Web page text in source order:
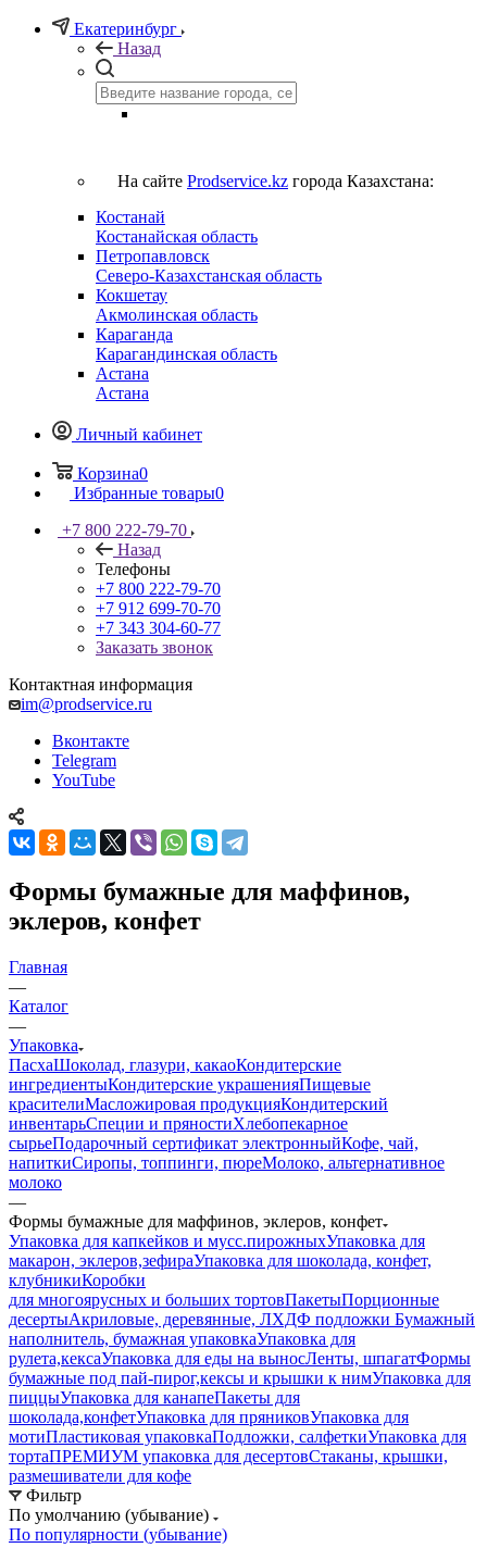
Екатеринбург
Назад
На сайте Prodservice.kz города Казахстана:
Костанай
Костанайская область
Петропавловск
Северо-Казахстанская область
Кокшетау
Акмолинская область
Караганда
Карагандинская область
Астана
Астана
Личный кабинет
Корзина0
Избранные товары0
+7 800 222-79-70
Назад
Телефоны
+7 800 222-79-70
+7 912 699-70-70
+7 343 304-60-77
Заказать звонок
Контактная информация
im@prodservice.ru
Вконтакте
Telegram
YouTube
Формы бумажные для маффинов,
эклеров, конфет
Главная
—
Каталог
—
Упаковка
ПасхаШоколад, глазури, какаоКондитерские
ингредиентыКондитерские украшенияПищевые
красителиМасложировая продукцияКондитерский
инвентарьСпеции и пряностиХлебопекарное
сырьеПодарочный сертификат электронныйКофе, чай,
напиткиСиропы, топпинги, пюреМолоко, альтернативное
молоко
—
Формы бумажные для маффинов, эклеров, конфет
Упаковка для капкейков и мусс.пирожныхУпаковка для
макарон, эклеров,зефираУпаковка для шоколада, конфет,
клубникиКоробки
для многоярусных и больших тортовПакетыПорционные
десертыАкриловые, деревянные, ЛХДФ подложки Бумажный
наполнитель, бумажная упаковкаУпаковка для
рулета,кексаУпаковка для еды на выносЛенты, шпагатФормы
бумажные под пай-пирог,кексы и крышки к нимУпаковка для
пиццыУпаковка для канапеПакеты для
шоколада,конфетУпаковка для пряниковУпаковка для
мотиПластиковая упаковкаПодложки, салфеткиУпаковка для
тортаПРЕМИУМ упаковка для десертовСтаканы, крышки,
размешиватели для кофе
Фильтр
По умолчанию (убывание)
По популярности (убывание)